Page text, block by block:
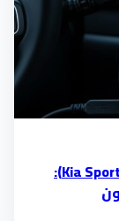
أكواد أعطال كيا سبورتاج (Kia Sportage DTC List):